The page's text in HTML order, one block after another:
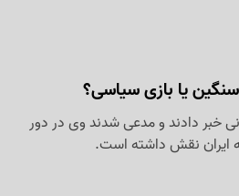
سنگین یا بازی سیاسی؟
از بازداشت یک تاجر 63 ساله ایرانی خبر دادند و مدعی شدند وی در دور
ایران نقش داشته است.